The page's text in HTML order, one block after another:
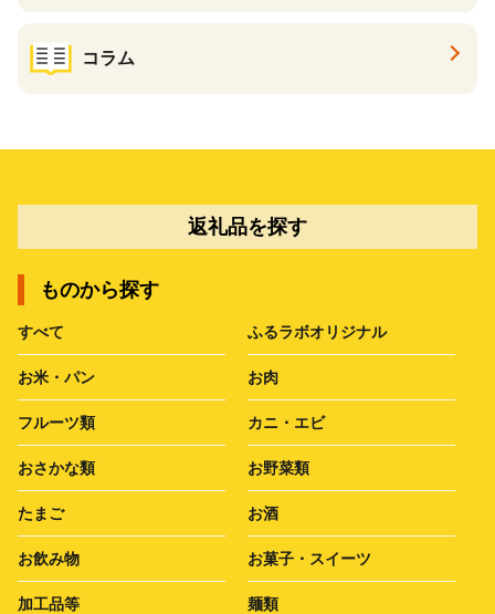
コラム
返礼品を探す
ものから探す
すべて ふるラボオリジナル
お米・パン お肉
フルーツ類 カニ・エビ
おさかな類 お野菜類
たまご お酒
お飲み物 お菓子・スイーツ
加工品等 麺類